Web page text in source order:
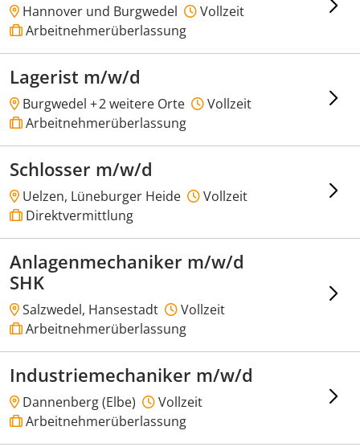
Hannover und Burgwedel
Vollzeit
Arbeitnehmerüberlassung
Lagerist m/w/d
Burgwedel +2 weitere Orte
Vollzeit
Arbeitnehmerüberlassung
Schlosser m/w/d
Uelzen, Lüneburger Heide
Vollzeit
Direktvermittlung
Anlagenmechaniker m/w/d
SHK
Salzwedel, Hansestadt
Vollzeit
Arbeitnehmerüberlassung
Industriemechaniker m/w/d
Dannenberg (Elbe)
Vollzeit
Arbeitnehmerüberlassung